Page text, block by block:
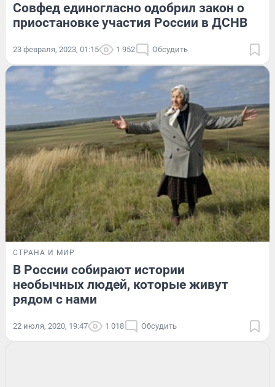
Совфед единогласно одобрил закон о
приостановке участия России в ДСНВ
23 февраля, 2023, 01:15 1 952 Обсудить
СТРАНА И МИР
В России собирают истории
необычных людей, которые живут
рядом с нами
22 июля, 2020, 19:47 1 018 Обсудить